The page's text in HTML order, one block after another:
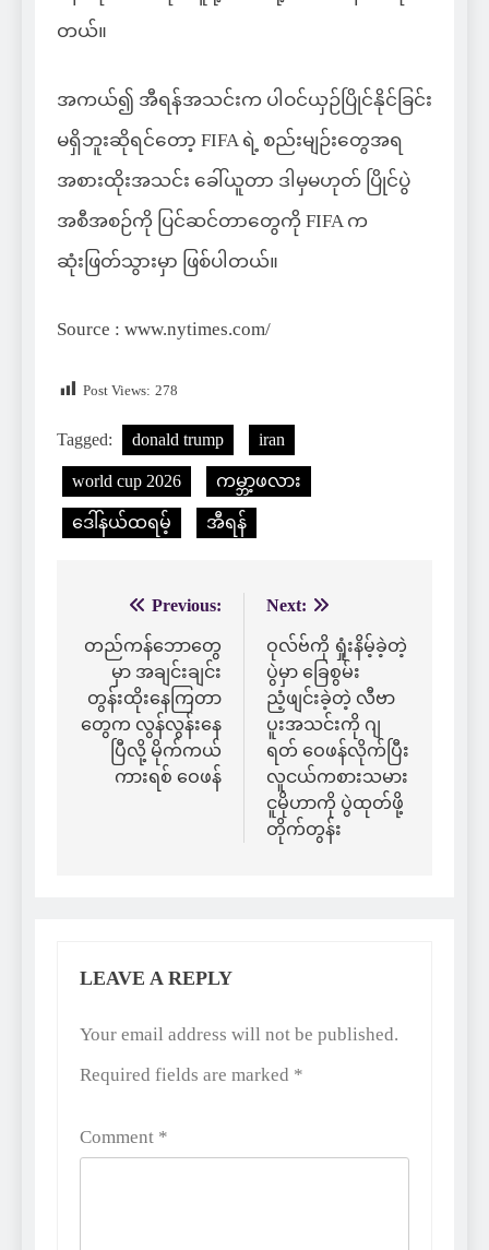
တယ်။
အကယ်၍ အီရန်အသင်းက ပါဝင်ယှဉ်ပြိုင်နိုင်ခြင်း
မရှိဘူးဆိုရင်တော့ FIFA ရဲ့ စည်းမျဉ်းတွေအရ
အစားထိုးအသင်း ခေါ်ယူတာ ဒါမှမဟုတ် ပြိုင်ပွဲ
အစီအစဉ်ကို ပြင်ဆင်တာတွေကို FIFA က
ဆုံးဖြတ်သွားမှာ ဖြစ်ပါတယ်။
Source : www.nytimes.com/
Post Views: 278
Tagged: donald trump iran
world cup 2026 ကမ္ဘာ့ဖလား
ဒေါ်နယ်ထရမ့် အီရန်
navigation
Previous:
တည်ကန်ဘောတွေ
မှာ အချင်းချင်း
တွန်းထိုးနေကြတာ
တွေက လွန်လွန်းနေ
ပြီလို့ မိုက်ကယ်
ကားရစ် ဝေဖန်
Next:
ဝုလ်ဗ်ကို ရှုံးနိမ့်ခဲ့တဲ့
ပွဲမှာ ခြေစွမ်း
ညံ့ဖျင်းခဲ့တဲ့ လီဗာ
ပူးအသင်းကို ဂျ
ရတ် ဝေဖန်လိုက်ပြီး
လူငယ်ကစားသမား
ငူမိုဟာကို ပွဲထုတ်ဖို့
တိုက်တွန်း
LEAVE A REPLY
Your email address will not be published.
Required fields are marked *
Comment *
Alternative: